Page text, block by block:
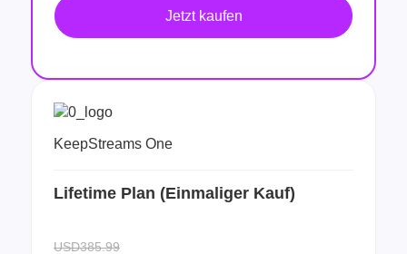
Jetzt kaufen
KeepStreams One
Lifetime Plan (Einmaliger Kauf)
USD385.99